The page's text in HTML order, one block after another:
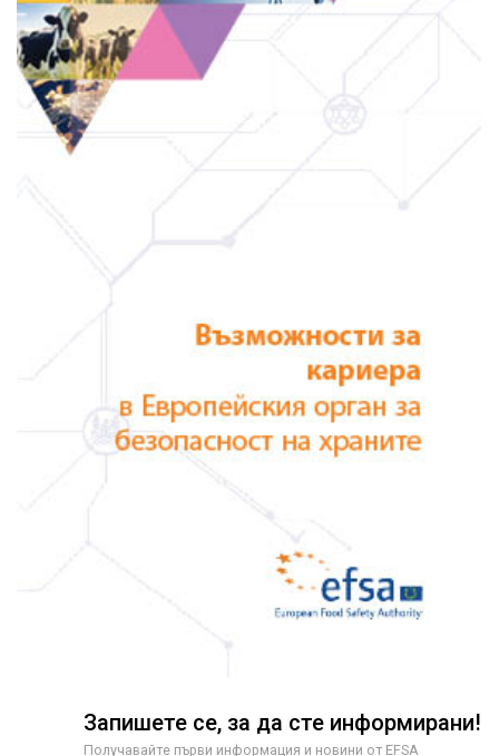
Запишете се, за да сте информирани!
Получавайте първи информация и новини от EFSA